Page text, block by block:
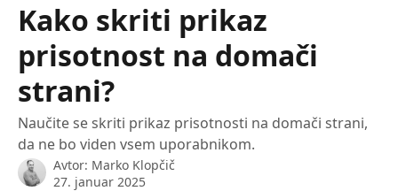
Kako skriti prikaz
prisotnost na domači
strani?
Naučite se skriti prikaz prisotnosti na domači strani,
da ne bo viden vsem uporabnikom.
Avtor: Marko Klopčič
27. januar 2025